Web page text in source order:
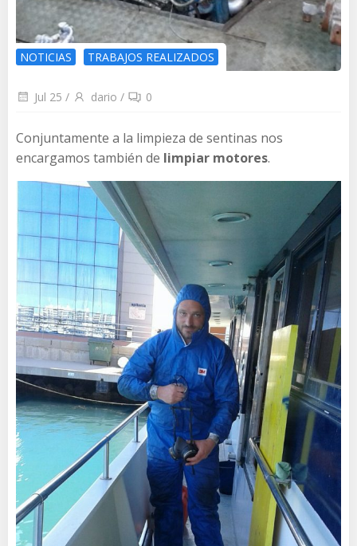
NOTICIAS TRABAJOS REALIZADOS
Jul 25 / dario / 0
Conjuntamente a la limpieza de sentinas nos
encargamos también de limpiar motores.